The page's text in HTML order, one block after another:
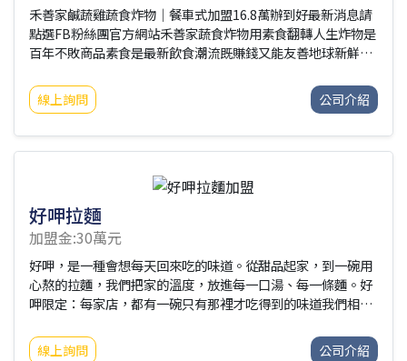
禾善家鹹蔬雞蔬食炸物｜餐車式加盟16.8萬辦到好最新消息請
點選FB粉絲團官方網站禾善家蔬食炸物用素食翻轉人生炸物是
百年不敗商品素食是最新飲食潮流既賺錢又能友善地球新鮮食
料免受剝削、提高利潤總公司官網：
http://www.successway.com.tw/☑加盟優勢：➤95%以上
入，高品質餐點➤自由彈性調整菜單與價格➤高毛利商品➤餐
定省下高額加盟費☑加盟介紹：➤新品牌優惠案16.8萬辦到好
(限量20名)配附設備：4尺餐車1台油炸
線上詢問 公司介紹
好呷拉麵
加盟金:30萬元
好呷，是一種會想每天回來吃的味道。從甜品起家，到一碗用
心熬的拉麵，我們把家的溫度，放進每一口湯、每一條麵。好
呷限定：每家店，都有一碗只有那裡才吃得到的味道我們相
線上詢問 公司介紹